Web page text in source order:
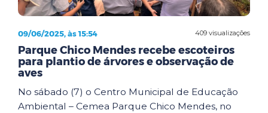
409 visualizações
09/06/2025, às 15:54
Parque Chico Mendes recebe escoteiros
para plantio de árvores e observação de
aves
No sábado (7) o Centro Municipal de Educação
Ambiental – Cemea Parque Chico Mendes, no